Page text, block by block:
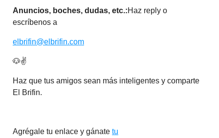
Anuncios, boches, dudas, etc.:Haz reply o
escríbenos a
elbrifin@elbrifin.com
🐶✌️
Haz que tus amigos sean más inteligentes y comparte
El Brifin.
Agrégale tu enlace y gánate tu